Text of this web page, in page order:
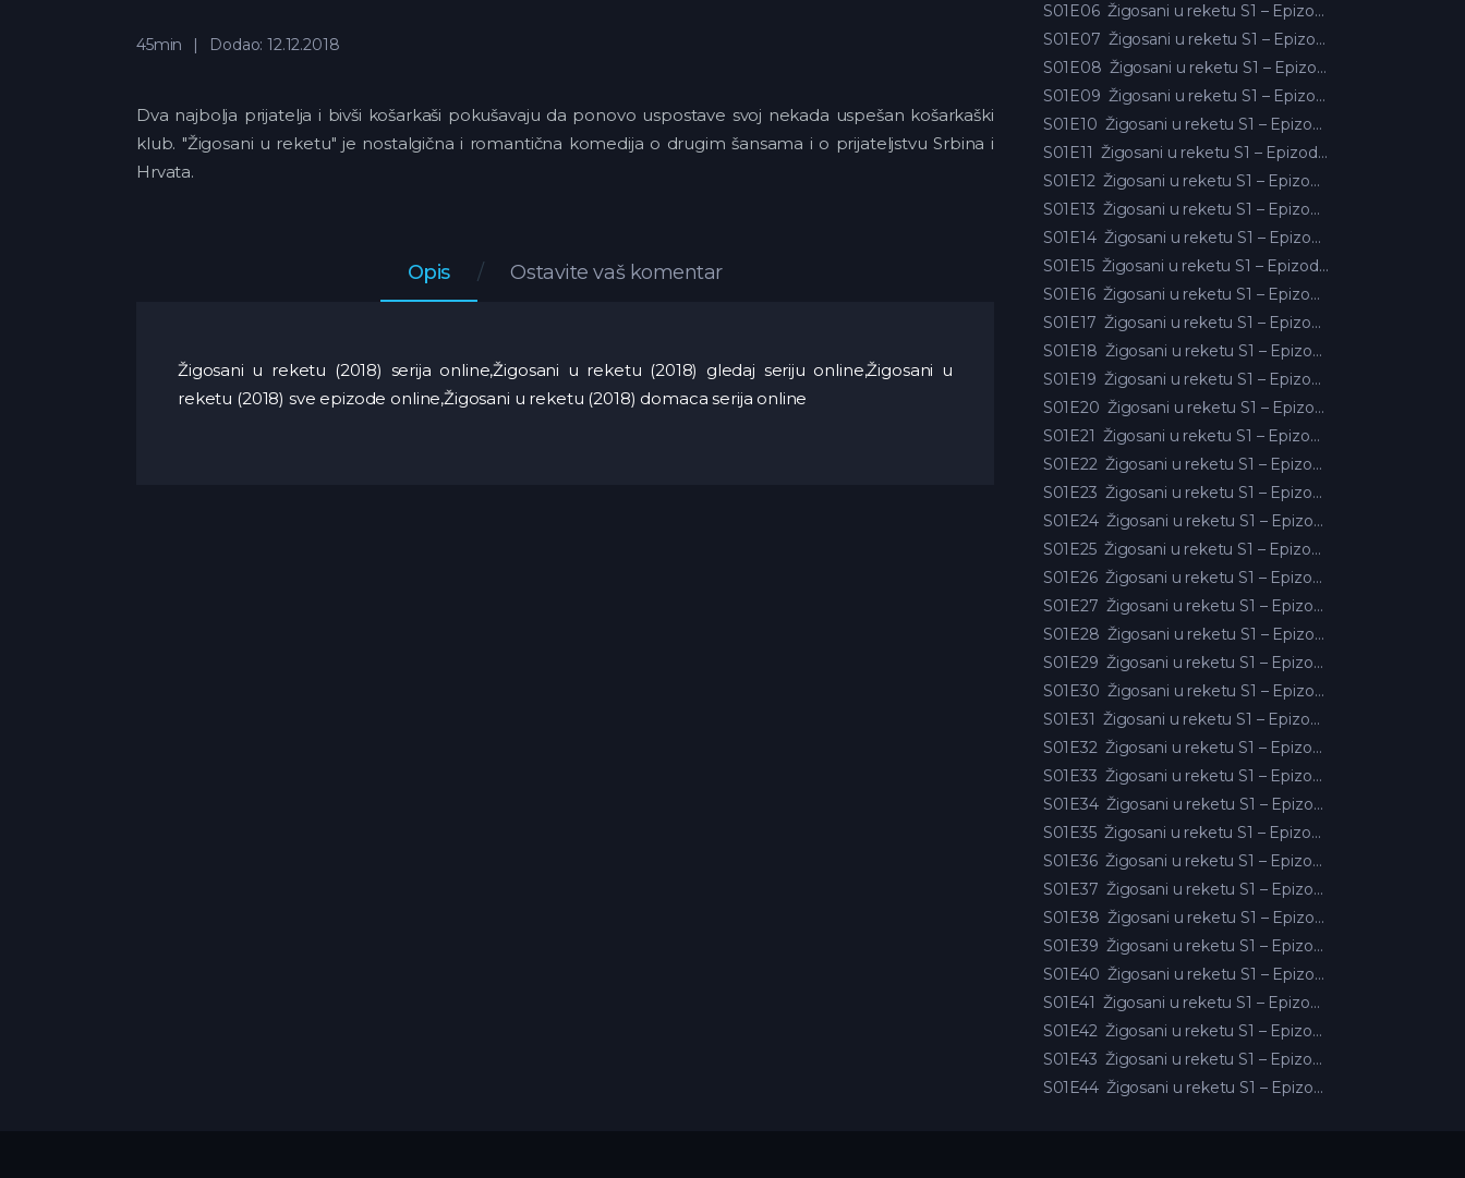
45min Dodao: 12.12.2018
Dva najbolja prijatelja i bivši košarkaši pokušavaju da ponovo uspostave svoj nekada uspešan košarkaški
klub. "Žigosani u reketu" je nostalgična i romantična komedija o drugim šansama i o prijateljstvu Srbina i
Hrvata.
Opis Ostavite vaš komentar
Žigosani u reketu (2018) serija online,Žigosani u reketu (2018) gledaj seriju online,Žigosani u
reketu (2018) sve epizode online,Žigosani u reketu (2018) domaca serija online
S01E06
Žigosani u reketu S1 – Epizoda 06
S01E07
Žigosani u reketu S1 – Epizoda 07
S01E08
Žigosani u reketu S1 – Epizoda 08
S01E09
Žigosani u reketu S1 – Epizoda 09
S01E10
Žigosani u reketu S1 – Epizoda 10
S01E11
Žigosani u reketu S1 – Epizoda 11
S01E12
Žigosani u reketu S1 – Epizoda 12
S01E13
Žigosani u reketu S1 – Epizoda 13
S01E14
Žigosani u reketu S1 – Epizoda 14
S01E15
Žigosani u reketu S1 – Epizoda 15
S01E16
Žigosani u reketu S1 – Epizoda 16
S01E17
Žigosani u reketu S1 – Epizoda 17
S01E18
Žigosani u reketu S1 – Epizoda 18
S01E19
Žigosani u reketu S1 – Epizoda 19
S01E20
Žigosani u reketu S1 – Epizoda 20
S01E21
Žigosani u reketu S1 – Epizoda 21
S01E22
Žigosani u reketu S1 – Epizoda 22
S01E23
Žigosani u reketu S1 – Epizoda 23
S01E24
Žigosani u reketu S1 – Epizoda 24
S01E25
Žigosani u reketu S1 – Epizoda 25
S01E26
Žigosani u reketu S1 – Epizoda 26
S01E27
Žigosani u reketu S1 – Epizoda 27
S01E28
Žigosani u reketu S1 – Epizoda 28
S01E29
Žigosani u reketu S1 – Epizoda 29
S01E30
Žigosani u reketu S1 – Epizoda 30
S01E31
Žigosani u reketu S1 – Epizoda 31
S01E32
Žigosani u reketu S1 – Epizoda 32
S01E33
Žigosani u reketu S1 – Epizoda 33
S01E34
Žigosani u reketu S1 – Epizoda 34
S01E35
Žigosani u reketu S1 – Epizoda 35
S01E36
Žigosani u reketu S1 – Epizoda 36
S01E37
Žigosani u reketu S1 – Epizoda 37
S01E38
Žigosani u reketu S1 – Epizoda 38
S01E39
Žigosani u reketu S1 – Epizoda 39
S01E40
Žigosani u reketu S1 – Epizoda 40
S01E41
Žigosani u reketu S1 – Epizoda 41
S01E42
Žigosani u reketu S1 – Epizoda 42
S01E43
Žigosani u reketu S1 – Epizoda 43
S01E44
Žigosani u reketu S1 – Epizoda 44